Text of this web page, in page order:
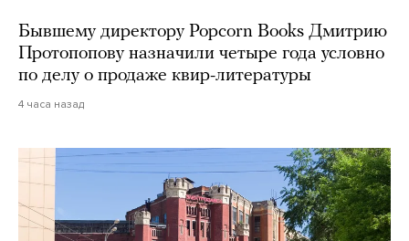
Бывшему директору Popcorn Books Дмитрию
Протопопову назначили четыре года условно
по делу о продаже квир-литературы
4 часа назад